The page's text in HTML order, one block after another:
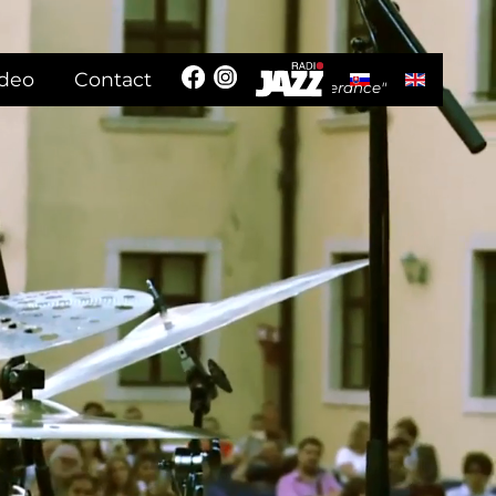
"In the name of humanism and tolerance"
Contact Select your